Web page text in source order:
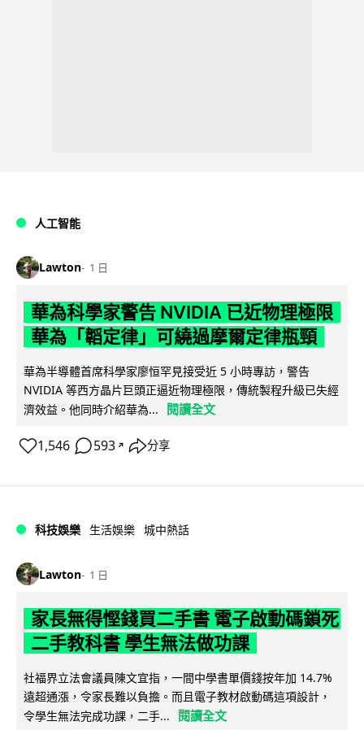
人工智能
Lawton 1 日
華為科學家警告 NVIDIA 已近物理極限
華為「韜定律」可繞過摩爾定律瓶頸
華為半導體首席科學家廖恒罕見接受近 5 小時專訪，警告
NVIDIA 等西方晶片巨頭正逼近物理極限，傳統製程升級已失經
濟效益。他同時介紹華為...
閱讀全文
1,546 593 ↗ 分享
科技娛樂 生活娛樂 城中熱話
Lawton 1 日
家長無得慳錢買二手書 電子啟動碼鎖死
二手教科書 學生無法做功課
社福界立法會議員陳文宜指，一間中學書單價錢按年加 14.7%
遠超通漲，令家長難以負擔。而且電子教材啟動碼這項設計，
令學生無法完成功課，二手...
閱讀全文